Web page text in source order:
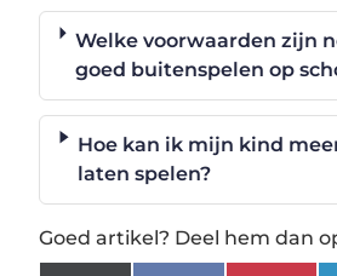
Welke voorwaarden zijn
goed buitenspelen op
Hoe kan ik mijn kind
laten spelen?
Goed artikel? Deel hem dan